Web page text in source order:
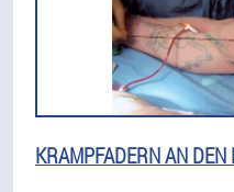
KRAMPFADERN AN